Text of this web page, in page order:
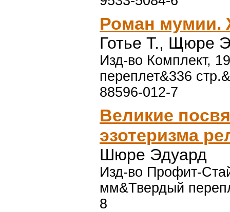
Роман
Готье Т., Щюре
Изд-во Комплект,
переплет&336
88596-012-7
Великие
эзотеризма
Шюре Эдуард
Изд-во Профит-
мм&Твердый
8